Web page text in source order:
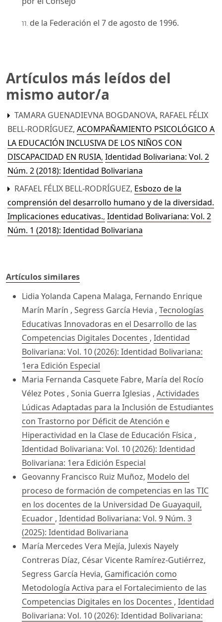
de la Federación el 7 de agosto de 1996.
Artículos más leídos del
mismo autor/a
TAMARA GUENADIEVNA BOGDANOVA, RAFAEL FÉLIX
BELL-RODRÍGUEZ, ACOMPAÑAMIENTO PSICOLÓGICO A
LA EDUCACIÓN INCLUSIVA DE LOS NIÑOS CON
DISCAPACIDAD EN RUSIA, Identidad Bolivariana: Vol. 2
Núm. 2 (2018): Identidad Bolivariana
RAFAEL FÉLIX BELL-RODRÍGUEZ, Esbozo de la
comprensión del desarrollo humano y de la diversidad.
Implicaciones educativas., Identidad Bolivariana: Vol. 2
Núm. 1 (2018): Identidad Bolivariana
Artículos similares
Lidia Yolanda Capena Malaga, Fernando Enrique
Marín Marín , Segress García Hevia , Tecnologías
Educativas Innovadoras en el Desarrollo de las
Competencias Digitales Docentes , Identidad
Bolivariana: Vol. 10 (2026): Identidad Bolivariana:
1era Edición Especial
Maria Fernanda Casquete Fabre, María del Rocío
Vélez Potes , Sonia Guerra Iglesias , Actividades
Lúdicas Adaptadas para la Inclusión de Estudiantes
con Trastorno por Déficit de Atención e
Hiperactividad en la Clase de Educación Física ,
Identidad Bolivariana: Vol. 10 (2026): Identidad
Bolivariana: 1era Edición Especial
Geovanny Francisco Ruiz Muñoz, Modelo del
proceso de formación de competencias en las TIC
en los docentes de la Universidad De Guayaquil,
Ecuador , Identidad Bolivariana: Vol. 9 Núm. 3
(2025): Identidad Bolivariana
María Mercedes Vera Mejía, Julexis Nayely
Contreras Díaz, César Vicente Ramírez-Gutiérrez,
Segress García Hevia, Gamificación como
Metodología Activa para el Fortalecimiento de las
Competencias Digitales en los Docentes , Identidad
Bolivariana: Vol. 10 (2026): Identidad Bolivariana: